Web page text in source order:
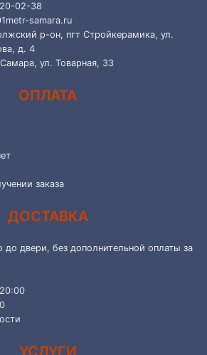
02-38
samara.ru
р-он, пгт Стройкерамика, ул.
д. 4
ул. Товарная, 33
ОПЛАТА
заказа
ДОСТАВКА
до двери, без дополнительной оплаты за